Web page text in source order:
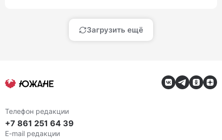
Загрузить ещё
Телефон редакции
+7 861 251 64 39
E-mail редакции